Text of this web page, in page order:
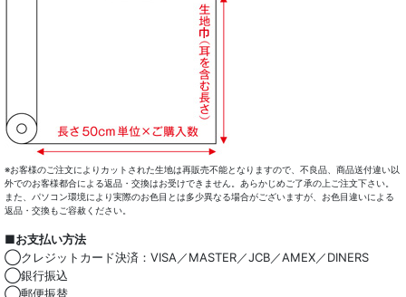
※お客様のご注文によりカットされた生地は再販売不能となりますので、不良品、商品送付違い以
外でのお客様都合による返品・交換はお受けできません。あらかじめご了承の上ご注文下さい。
また、パソコン環境により実際のお色目とは多少異なる場合がございますが、お色目違いによる
返品・交換もご容赦ください。
■お支払い方法
◯クレジットカード決済：VISA／MASTER／JCB／AMEX／DINERS
◯銀行振込
◯郵便振替